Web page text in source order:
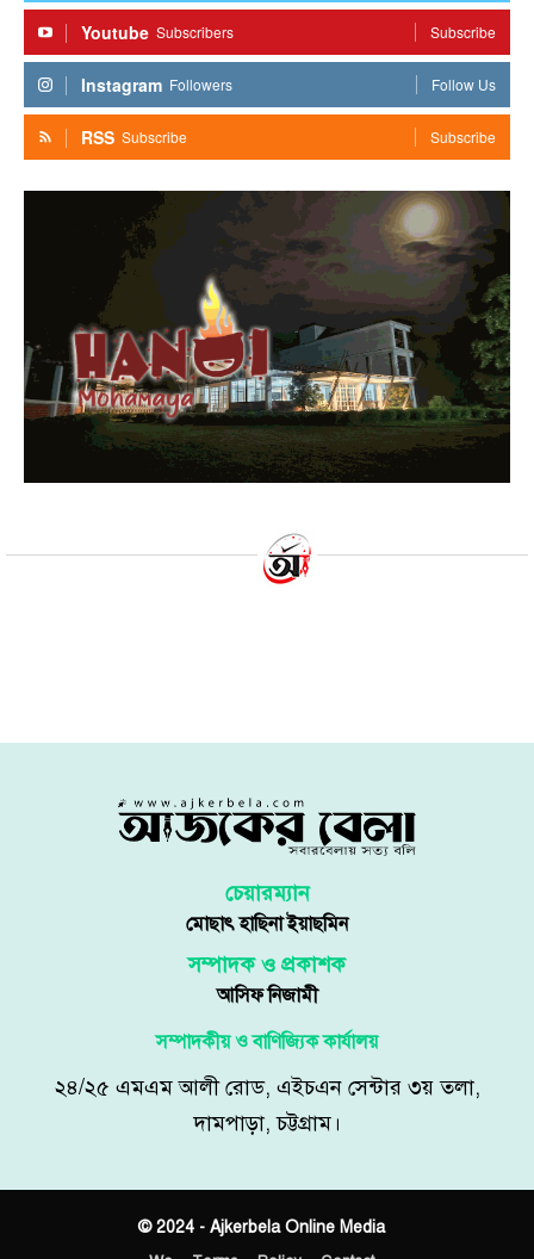
Youtube Subscribers Subscribe
Instagram Followers Follow Us
RSS Subscribe Subscribe
(২২ সেপ্টেম্বর) সুপ্রিম কোর্টের আইনজীবী মো. মাহমুদুল